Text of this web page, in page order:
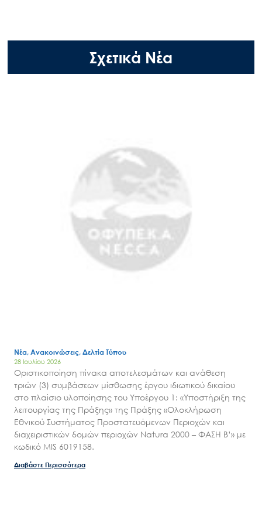
Ο.ΦΥ.ΠΕ.Κ.Α.
Άξονες δράσης
Σχετικά Νέα
Νέα, Ανακοινώσεις, Δελτία Τύπου
28 Ιουλίου 2026
Οριστικοποίηση πίνακα αποτελεσμάτων και ανάθεση
τριών (3) συμβάσεων μίσθωσης έργου ιδιωτικού δικαίου
στο πλαίσιο υλοποίησης του Υποέργου 1: «Υποστήριξη της
λειτουργίας της Πράξης» της Πράξης «Ολοκλήρωση
Εθνικού Συστήματος Προστατευόμενων Περιοχών και
διαχειριστικών δομών περιοχών Natura 2000 – ΦΑΣΗ Β’» με
κωδικό MIS 6019158.
Διαβάστε Περισσότερα